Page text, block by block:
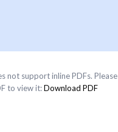
not support inline PDFs. Please
to view it:Download PDF